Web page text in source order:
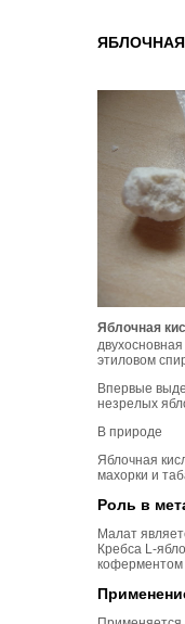
Яблочная
этиловом
Впервые
незрелых
В природе
Яблочная
махорки и
Роль в
Малат
Кребса L-
коферментом